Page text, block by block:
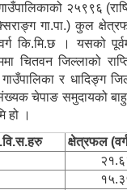
२५९९६
गा.पा.) कुल
कि.मि.छ । यसको
चितवन जिल्लाको
र धादिङ्ग
चेपाङ समुदायको
हो ।
क्षेत्रफल